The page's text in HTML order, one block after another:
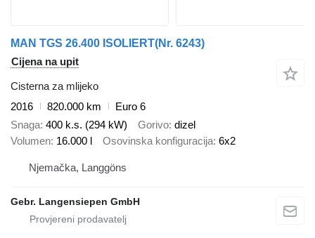
MAN TGS 26.400 ISOLIERT(Nr. 6243)
Cijena na upit
Cisterna za mlijeko
2016
820.000 km
Euro 6
Snaga 400 k.s. (294 kW) Gorivo dizel
Volumen 16.000 l Osovinska konfiguracija 6x2
Njemačka, Langgöns
Gebr. Langensiepen GmbH